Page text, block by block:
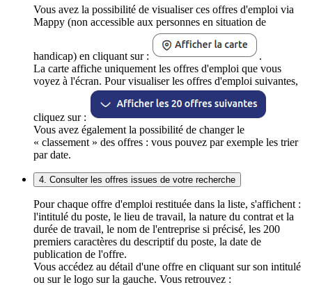
Vous avez la possibilité de visualiser ces offres d'emploi via
Mappy (non accessible aux personnes en situation de
handicap) en cliquant sur :
.
La carte affiche uniquement les offres d'emploi que vous
voyez à l'écran. Pour visualiser les offres d'emploi suivantes,
cliquez sur :
Vous avez également la possibilité de changer le
« classement » des offres : vous pouvez par exemple les trier
par date.
4. Consulter les offres issues de votre recherche
Pour chaque offre d'emploi restituée dans la liste, s'affichent :
l'intitulé du poste, le lieu de travail, la nature du contrat et la
durée de travail, le nom de l'entreprise si précisé, les 200
premiers caractères du descriptif du poste, la date de
publication de l'offre.
Vous accédez au détail d'une offre en cliquant sur son intitulé
ou sur le logo sur la gauche. Vous retrouvez :